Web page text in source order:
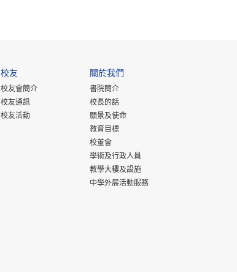
校友
校友會簡介
校友通訊
校友活動
關於我們
書院簡介
校長的話
願景及使命
教育目標
校董會
學術及行政人員
教學大樓及設施
中學外展活動服務